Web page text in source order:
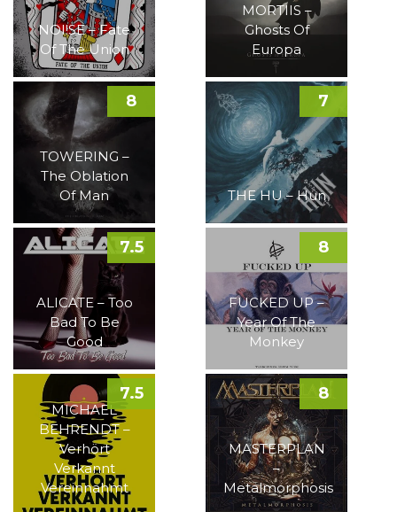
NOI!SE – Fate
Of The Union
MORTIIS –
Ghosts Of
Europa
TOWERING –
The Oblation
Of Man
8
THE HU – Hun
7
ALICATE – Too
Bad To Be
Good
7.5
FUCKED UP –
Year Of The
Monkey
8
MICHAEL
BEHRENDT –
Verhört
Verkannt
Vereinnahmt
7.5
MASTERPLAN
–
Metalmorphosis
8